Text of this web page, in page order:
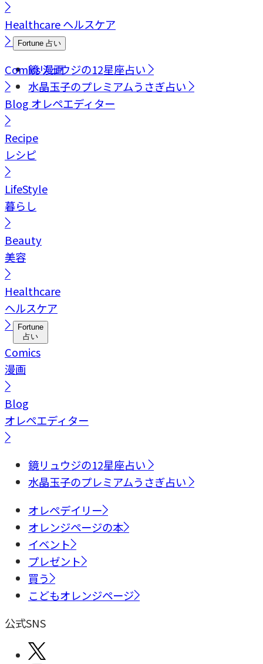
Healthcareヘルスケア
Fortune 占い
鏡リュウジの12星座占い
水晶玉子のプレミアムうさぎ占い
Comics漫画
Blog オレペエディター
Recipe
レシピ
LifeStyle
暮らし
Beauty
美容
Healthcare
ヘルスケア
Fortune
占い
Comics
漫画
Blog
オレペエディター
鏡リュウジの12星座占い
水晶玉子のプレミアムうさぎ占い
オレペデイリー
オレンジページの本
イベント
プレゼント
買う
こどもオレンジページ
公式SNS